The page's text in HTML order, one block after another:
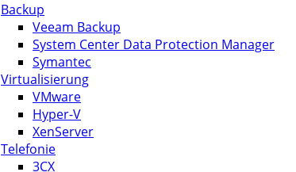
Backup
Veeam Backup
System Center Data Protection Manager
Symantec
Virtualisierung
VMware
Hyper-V
XenServer
Telefonie
3CX